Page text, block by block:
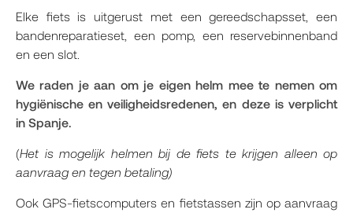
Elke fiets is uitgerust met een gereedschapsset, een
bandenreparatieset, een pomp, een reservebinnenband
en een slot.
We raden je aan om je eigen helm mee te nemen om
hygiënische en veiligheidsredenen, en deze is verplicht
in Spanje.
(Het is mogelijk helmen bij de fiets te krijgen alleen op
aanvraag en tegen betaling)
Ook GPS-fietscomputers en fietstassen zijn op aanvraag